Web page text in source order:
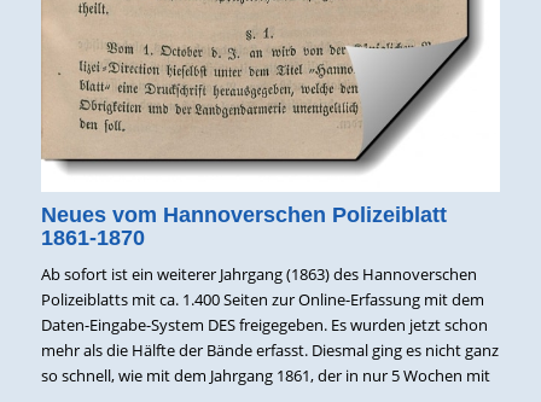
Neues vom Hannoverschen Polizeiblatt
1861-1870
Ab sofort ist ein weiterer Jahrgang (1863) des Hannoverschen
Polizeiblatts mit ca. 1.400 Seiten zur Online-Erfassung mit dem
Daten-Eingabe-System DES freigegeben. Es wurden jetzt schon
mehr als die Hälfte der Bände erfasst. Diesmal ging es nicht ganz
so schnell, wie mit dem Jahrgang 1861, der in nur 5 Wochen mit